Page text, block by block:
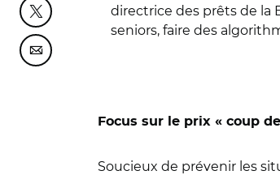
Partager cette page sur Twitter
Partager cette page sur Courriel
directrice des prêts de la
seniors, faire des
Focus sur le prix « coup
Soucieux de prévenir les